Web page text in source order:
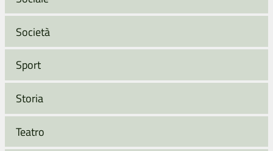
Società
Sport
Storia
Teatro